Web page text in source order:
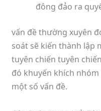
đông đảo ra
vấn đề thường xuyên
soát sẽ kiến thành lập
tuyên chiến tuyên
đó khuyến khích
một số vấn đề.